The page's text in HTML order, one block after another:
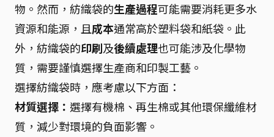
物。然而，紡織袋的生產過程可能需要消耗更多水
資源和能源，且成本通常高於塑料袋和紙袋。此
外，紡織袋的印刷及後續處理也可能涉及化學物
質，需要謹慎選擇生產商和印製工藝。
選擇紡織袋時，應考慮以下方面：
材質選擇： 選擇有機棉、再生棉或其他環保纖維材
質，減少對環境的負面影響。